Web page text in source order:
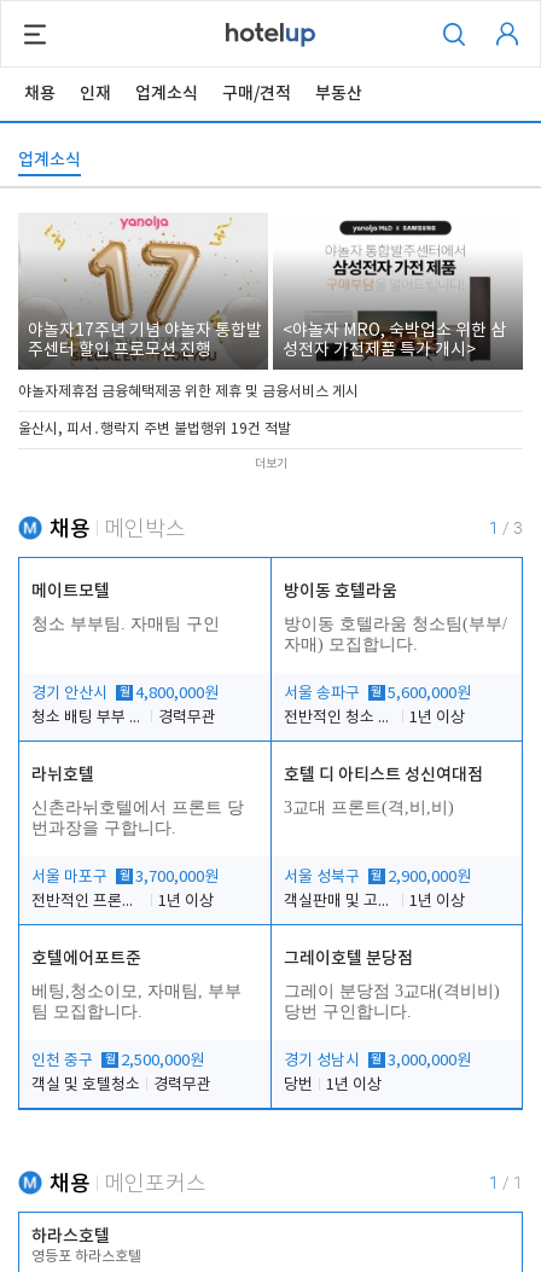
채용 인재 업계소식 구매/견적 부동산
업계소식
야놀자17주년 기념 야놀자 통합발
주센터 할인 프로모션 진행
<야놀자 MRO, 숙박업소 위한 삼
성전자 가전제품 특가 개시>
야놀자제휴점 금융혜택제공 위한 제휴 및 금융서비스 게시
울산시, 피서․행락지 주변 불법행위 19건 적발
더보기
채용 메인박스 1 / 3
메이트모텔
청소 부부팀. 자매팀 구인
경기 안산시 월 4,800,000원
청소 배팅 부부 구합니다
경력무관
방이동 호텔라움
방이동 호텔라움 청소팀(부부/
자매) 모집합니다.
서울 송파구 월 5,600,000원
전반적인 청소 업무(객실청소.객실정리)
1년 이상
라뉘호텔
신촌라뉘호텔에서 프론트 당
번과장을 구합니다.
서울 마포구 월 3,700,000원
전반적인 프론트 당번업무
1년 이상
호텔 디 아티스트 성신여대점
3교대 프론트(격,비,비)
서울 성북구 월 2,900,000원
객실판매 및 고객응대
1년 이상
호텔에어포트준
베팅,청소이모, 자매팀, 부부
팀 모집합니다.
인천 중구 월 2,500,000원
객실 및 호텔청소
경력무관
그레이호텔 분당점
그레이 분당점 3교대(격비비)
당번 구인합니다.
경기 성남시 월 3,000,000원
당번
1년 이상
채용 메인포커스 1 / 1
하라스호텔
영등포 하라스호텔